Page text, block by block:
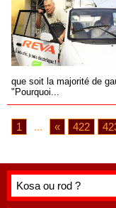
que soit la majorité de
"Pourquoi...
1 ... « 422